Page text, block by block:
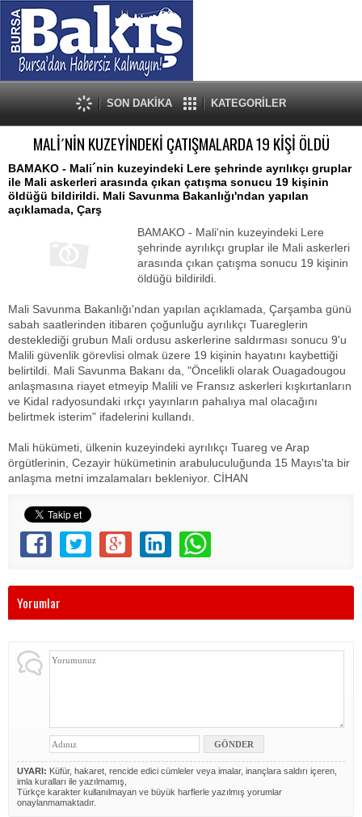
SON DAKİKA KATEGORİLER
MALİ´NİN KUZEYİNDEKİ ÇATIŞMALARDA 19 KİŞİ ÖLDÜ
BAMAKO - Mali´nin kuzeyindeki Lere şehrinde ayrılıkçı gruplar
ile Mali askerleri arasında çıkan çatışma sonucu 19 kişinin
öldüğü bildirildi. Mali Savunma Bakanlığı'ndan yapılan
açıklamada, Çarş
BAMAKO - Mali'nin kuzeyindeki Lere
şehrinde ayrılıkçı gruplar ile Mali askerleri
arasında çıkan çatışma sonucu 19 kişinin
öldüğü bildirildi.
Mali Savunma Bakanlığı'ndan yapılan açıklamada, Çarşamba günü
sabah saatlerinden itibaren çoğunluğu ayrılıkçı Tuareglerin
desteklediği grubun Mali ordusu askerlerine saldırması sonucu 9'u
Malili güvenlik görevlisi olmak üzere 19 kişinin hayatını kaybettiği
belirtildi. Mali Savunma Bakanı da, "Öncelikli olarak Ouagadougou
anlaşmasına riayet etmeyip Malili ve Fransız askerleri kışkırtanların
ve Kidal radyosundaki ırkçı yayınların pahalıya mal olacağını
belirtmek isterim" ifadelerini kullandı.
Mali hükümeti, ülkenin kuzeyindeki ayrılıkçı Tuareg ve Arap
örgütlerinin, Cezayir hükümetinin arabuluculuğunda 15 Mayıs'ta bir
anlaşma metni imzalamaları bekleniyor. CİHAN
Yorumlar
UYARI: Küfür, hakaret, rencide edici cümleler veya imalar, inançlara saldırı içeren,
imla kuralları ile yazılmamış,
Türkçe karakter kullanılmayan ve büyük harflerle yazılmış yorumlar
onaylanmamaktadır.